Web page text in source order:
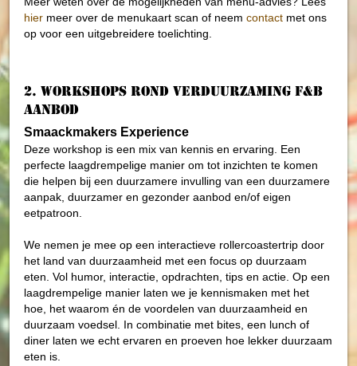
hier meer over de menukaart scan of neem contact met ons
op voor een uitgebreidere toelichting.
2. Workshops rond verduurzaming F&B
aanbod
Smaackmakers Experience
Deze workshop is een mix van kennis en ervaring. Een
perfecte laagdrempelige manier om tot inzichten te komen
die helpen bij een duurzamere invulling van een duurzamere
aanpak, duurzamer en gezonder aanbod en/of eigen
eetpatroon.
We nemen je mee op een interactieve rollercoastertrip door
het land van duurzaamheid met een focus op duurzaam
eten. Vol humor, interactie, opdrachten, tips en actie. Op een
laagdrempelige manier laten we je kennismaken met het
hoe, het waarom én de voordelen van duurzaamheid en
duurzaam voedsel. In combinatie met bites, een lunch of
diner laten we echt ervaren en proeven hoe lekker duurzaam
eten is.